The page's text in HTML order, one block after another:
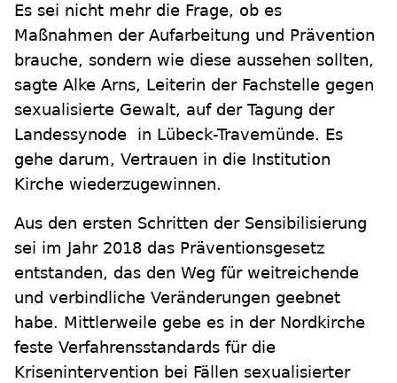
Es sei nicht mehr die Frage, ob es
Maßnahmen der Aufarbeitung und Prävention
brauche, sondern wie diese aussehen sollten,
sagte Alke Arns, Leiterin der Fachstelle gegen
sexualisierte Gewalt, auf der Tagung der
Landessynode in Lübeck-Travemünde. Es
gehe darum, Vertrauen in die Institution
Kirche wiederzugewinnen.
Aus den ersten Schritten der Sensibilisierung
sei im Jahr 2018 das Präventionsgesetz
entstanden, das den Weg für weitreichende
und verbindliche Veränderungen geebnet
habe. Mittlerweile gebe es in der Nordkirche
feste Verfahrensstandards für die
Krisenintervention bei Fällen sexualisierter